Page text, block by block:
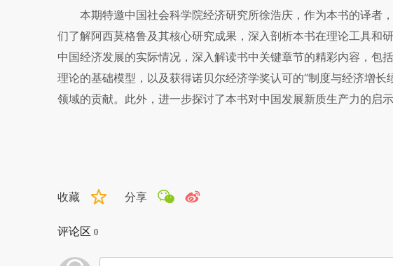
本期特邀中国社会科学院经济研究所徐浩庆，作为本书的译者
们了解阿西莫格鲁及其核心研究成果，深入剖析本书在理论工具和
中国经济发展的实际情况，深入解读书中关键章节的精彩内容，包
理论的基础模型，以及获得诺贝尔经济学奖认可的“制度与经济增长
领域的贡献。此外，进一步探讨了本书对中国发展新质生产力的启示
收藏 分享
评论区 0